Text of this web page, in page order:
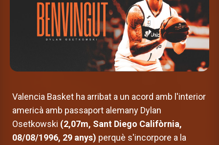
Valencia Basket ha arribat a un acord amb l'interior
americà amb passaport alemany Dylan
Osetkowski (2,07m, Sant Diego Califòrnia,
08/08/1996, 29 anys) perquè s'incorpore a la